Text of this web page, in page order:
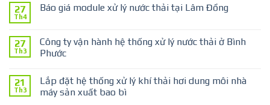
27
Th4
Báo giá module xử lý nước thải tại Lâm Đồng
27
Th3
Công ty vận hành hệ thống xử lý nước thải ở Bình
Phước
21
Th3
Lắp đặt hệ thống xử lý khí thải hơi dung môi nhà
máy sản xuất bao bì